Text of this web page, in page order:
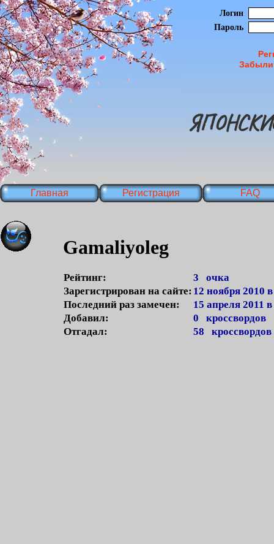
Логин
Пароль
Главная Регистрация FAQ
Gamaliyoleg
Рейтинг:
3 очка
Зарегистрирован на сайте: 12 ноября 2010
Последний раз замечен:
15 апреля 2011
Добавил:
0 кроссвордов
Отгадал:
58 кроссвордов